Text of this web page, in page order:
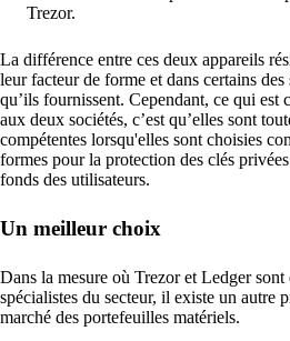
Trezor.
La différence entre ces deux appareils
leur facteur de forme et dans certains des
qu’ils fournissent. Cependant, ce qui est
aux deux sociétés, c’est qu’elles sont
compétentes lorsqu'elles sont choisies
formes pour la protection des clés
fonds des utilisateurs.
Un meilleur choix
Dans la mesure où Trezor et Ledger sont
spécialistes du secteur, il existe un autre
marché des portefeuilles matériels.